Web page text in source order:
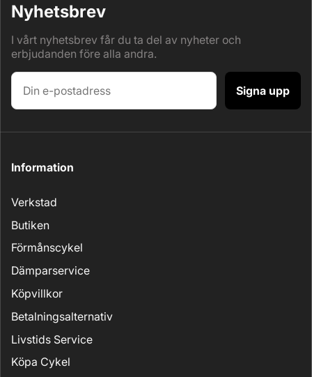
Nyhetsbrev
I vårt nyhetsbrev får du ta del av nyheter och
erbjudanden före alla andra.
Signa upp
Information
Verkstad
Butiken
Förmånscykel
Dämparservice
Köpvillkor
Betalningsalternativ
Livstids Service
Köpa Cykel